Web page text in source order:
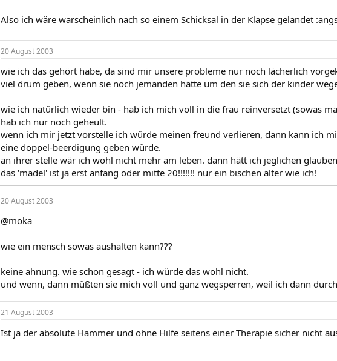
Also ich wäre warscheinlich nach so einem Schicksal in der Klapse gelandet
20 August 2003
wie ich das gehört habe, da sind mir unsere probleme nur noch lächerlich
viel drum geben, wenn sie noch jemanden hätte um den sie sich der kinder
wie ich natürlich wieder bin - hab ich mich voll in die frau reinversetzt (sowas
hab ich nur noch geheult.
wenn ich mir jetzt vorstelle ich würde meinen freund verlieren, dann kann ich
eine doppel-beerdigung geben würde.
an ihrer stelle wär ich wohl nicht mehr am leben. dann hätt ich jeglichen
das 'mädel' ist ja erst anfang oder mitte 20!!!!!!! nur ein bischen älter wie ich!
20 August 2003
@moka
wie ein mensch sowas aushalten kann???
keine ahnung. wie schon gesagt - ich würde das wohl nicht.
und wenn, dann müßten sie mich voll und ganz wegsperren, weil ich dann
21 August 2003
Ist ja der absolute Hammer und ohne Hilfe seitens einer Therapie sicher nicht